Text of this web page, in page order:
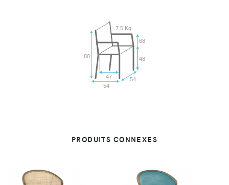
80
47
54
54
48
68
7.5 Kg
PRODUITS CONNEXES